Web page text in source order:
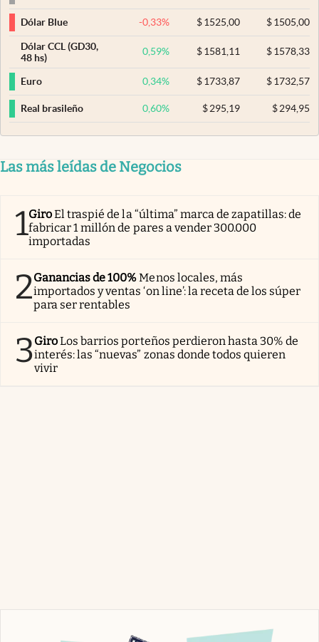
Dólar Blue -0,33% $ 1525,00 $1505,00
Dólar CCL (GD30,
48 hs)
0,59% $ 1581,11 $1578,33
Euro 0,34% $ 1733,87 $1732,57
Real brasileño 0,60% $ 295,19 $294,95
Las más leídas de Negocios
1GiroEl traspié de la “última” marca de zapatillas: de
fabricar 1 millón de pares a vender 300.000
importadas
2Ganancias de 100%Menos locales, más
importados y ventas ‘on line’: la receta de los súper
para ser rentables
3GiroLos barrios porteños perdieron hasta 30% de
interés: las “nuevas” zonas donde todos quieren
vivir